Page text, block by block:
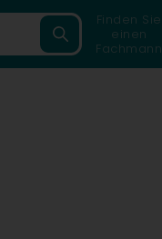
Finden Sie
einen
Fachmann